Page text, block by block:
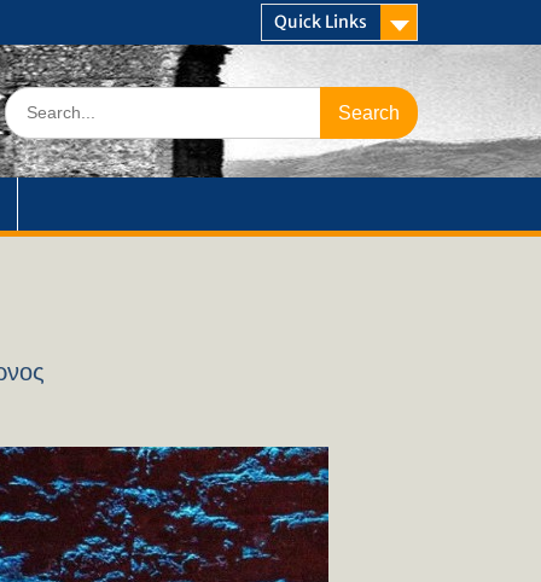
Quick Links
Search
for: